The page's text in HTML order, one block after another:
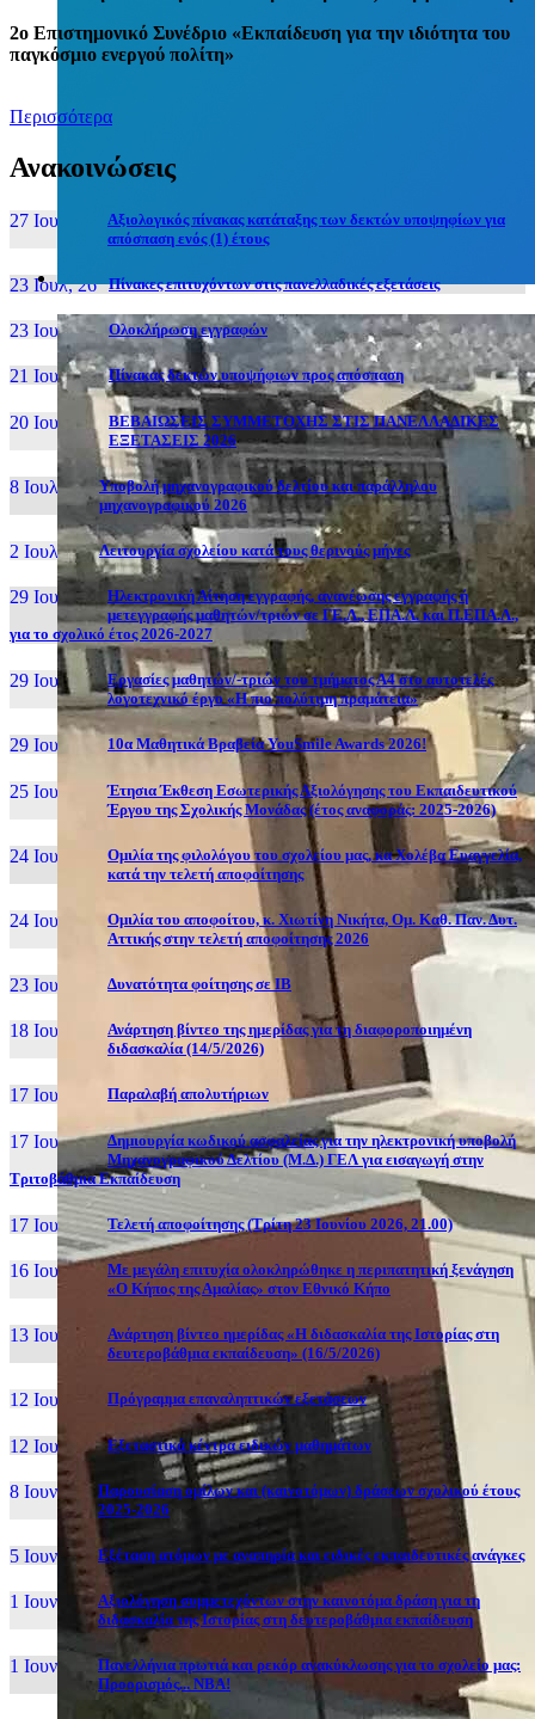
2ο Επιστημονικό Συνέδριο «Εκπαίδευση για την ιδιότητα του
παγκόσμιο ενεργού πολίτη»
Περισσότερα
Ανακοινώσεις
27 Ιουν, 26
Αξιολογικός πίνακας κατάταξης των δεκτών υποψηφίων για
απόσπαση ενός (1) έτους
23 Ιουλ, 26 Πίνακες επιτυχόντων στις πανελλαδικές εξετάσεις
23 Ιουλ, 26 Ολοκλήρωση εγγραφών
21 Ιουλ, 26 Πίνακας δεκτών υποψήφιων προς απόσπαση
20 Ιουλ, 26
ΒΕΒΑΙΩΣΕΙΣ ΣΥΜΜΕΤΟΧΗΣ ΣΤΙΣ ΠΑΝΕΛΛΑΔΙΚΕΣ
ΕΞΕΤΑΣΕΙΣ 2026
8 Ιουλ, 26
Υποβολή μηχανογραφικού δελτίου και παράλληλου
μηχανογραφικού 2026
2 Ιουλ, 26 Λειτουργία σχολείου κατά τους θερινούς μήνες
29 Ιουν, 26
Ηλεκτρονική Αίτηση εγγραφής, ανανέωσης εγγραφής ή
μετεγγραφής μαθητών/τριών σε ΓΕ.Λ., ΕΠΑ.Λ. και Π.ΕΠΑ.Λ.,
για το σχολικό έτος 2026-2027
29 Ιουν, 26
Εργασίες μαθητών/-τριών του τμήματος Α4 στο αυτοτελές
λογοτεχνικό έργο «Η πιο πολύτιμη πραμάτεια»
29 Ιουν, 26 10α Μαθητικά Βραβεία YouSmile Awards 2026!
25 Ιουν, 26
Έτησια Έκθεση Εσωτερικής Αξιολόγησης του Εκπαιδευτικού
Έργου της Σχολικής Μονάδας (έτος αναφοράς: 2025-2026)
24 Ιουν, 26
Ομιλία της φιλολόγου του σχολείου μας, κα Χολέβα Ευαγγελία,
κατά την τελετή αποφοίτησης
24 Ιουν, 26
Ομιλία του αποφοίτου, κ. Χιωτίνη Νικήτα, Ομ. Καθ. Παν. Δυτ.
Αττικής στην τελετή αποφοίτησης 2026
23 Ιουν, 26 Δυνατότητα φοίτησης σε ΙΒ
18 Ιουν, 26
Ανάρτηση βίντεο της ημερίδας για τη διαφοροποιημένη
διδασκαλία (14/5/2026)
17 Ιουν, 26 Παραλαβή απολυτήριων
17 Ιουν, 26
Δημιουργία κωδικού ασφαλείας για την ηλεκτρονική υποβολή
Μηχανογραφικού Δελτίου (Μ.Δ.) ΓΕΛ για εισαγωγή στην
Τριτοβάθμια Εκπαίδευση
17 Ιουν, 26 Τελετή αποφοίτησης (Τρίτη 23 Ιουνίου 2026, 21.00)
16 Ιουν, 26
Με μεγάλη επιτυχία ολοκληρώθηκε η περιπατητική ξενάγηση
«Ο Κήπος της Αμαλίας» στον Εθνικό Κήπο
13 Ιουν, 26
Ανάρτηση βίντεο ημερίδας «Η διδασκαλία της Ιστορίας στη
δευτεροβάθμια εκπαίδευση» (16/5/2026)
12 Ιουν, 26 Πρόγραμμα επαναληπτικών εξετάσεων
12 Ιουν, 26 Εξεταστικά κέντρα ειδικών μαθημάτων
8 Ιουν, 26
Παρουσίαση ομίλων και (καινοτόμων) δράσεων σχολικού έτους
2025-2026
5 Ιουν, 26 Εξέταση ατόμων με αναπηρία και ειδικές εκπαιδευτικές ανάγκες
1 Ιουν, 26
Αξιολόγηση συμμετεχόντων στην καινοτόμα δράση για τη
διδασκαλία της Ιστορίας στη δευτεροβάθμια εκπαίδευση
1 Ιουν, 26
Πανελλήνια πρωτιά και ρεκόρ ανακύκλωσης για το σχολείο μας:
Προορισμός... NBA!